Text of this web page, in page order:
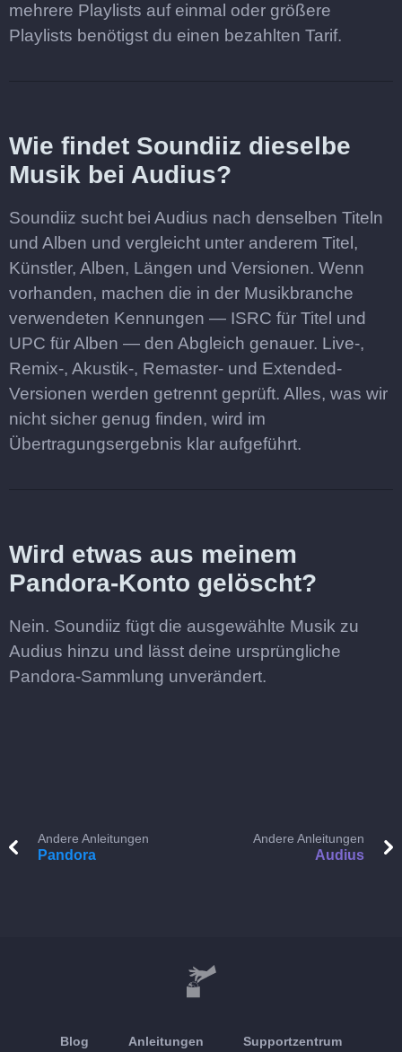
mehrere Playlists auf einmal oder größere
Playlists benötigst du einen bezahlten Tarif.
Wie findet Soundiiz dieselbe
Musik bei Audius?
Soundiiz sucht bei Audius nach denselben Titeln
und Alben und vergleicht unter anderem Titel,
Künstler, Alben, Längen und Versionen. Wenn
vorhanden, machen die in der Musikbranche
verwendeten Kennungen — ISRC für Titel und
UPC für Alben — den Abgleich genauer. Live-,
Remix-, Akustik-, Remaster- und Extended-
Versionen werden getrennt geprüft. Alles, was wir
nicht sicher genug finden, wird im
Übertragungsergebnis klar aufgeführt.
Wird etwas aus meinem
Pandora-Konto gelöscht?
Nein. Soundiiz fügt die ausgewählte Musik zu
Audius hinzu und lässt deine ursprüngliche
Pandora-Sammlung unverändert.
Andere Anleitungen
Pandora
Andere Anleitungen
Audius
Blog Anleitungen Supportzentrum